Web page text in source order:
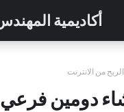
أكاديمية
الربح من الانترنت